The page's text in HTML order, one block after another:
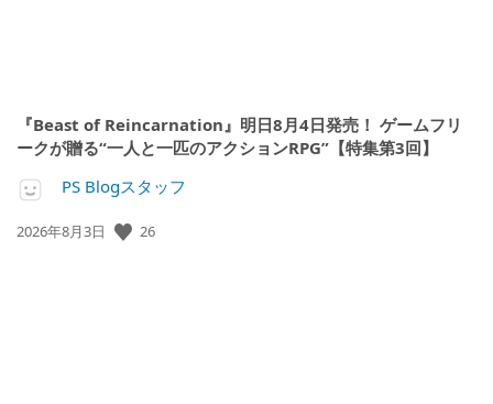
『Beast of Reincarnation』明日8月4日発売！ ゲームフリ
ークが贈る“一人と一匹のアクションRPG”【特集第3回】
PS Blogスタッフ
公
2026年8月3日 26